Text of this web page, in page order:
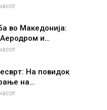
во Македонија:
Аеродром и…
На повидок
на…